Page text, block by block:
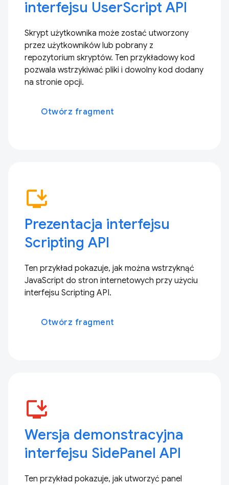
interfejsu UserScript API
Skrypt użytkownika może zostać utworzony
przez użytkowników lub pobrany z
repozytorium skryptów. Ten przykładowy kod
pozwala wstrzykiwać pliki i dowolny kod dodany
na stronie opcji.
Otwórz fragment
install_desktop
Prezentacja interfejsu
Scripting API
Ten przykład pokazuje, jak można wstrzyknąć
JavaScript do stron internetowych przy użyciu
interfejsu Scripting API.
Otwórz fragment
install_desktop
Wersja demonstracyjna
interfejsu SidePanel API
Ten przykład pokazuje, jak utworzyć panel